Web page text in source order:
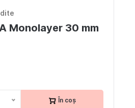
Monolayer 30 mm
În coș